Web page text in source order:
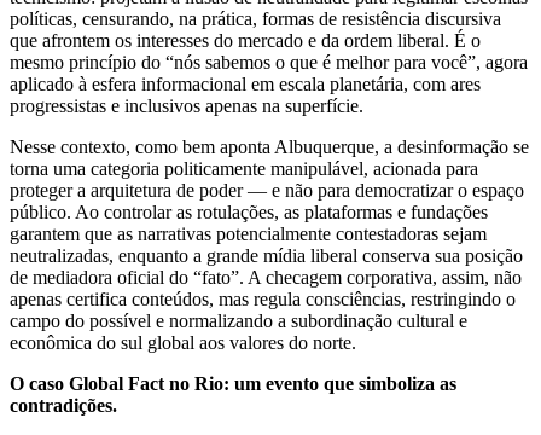
políticas, censurando, na prática, formas de resistência discursiva
que afrontem os interesses do mercado e da ordem liberal. É o
mesmo princípio do “nós sabemos o que é melhor para você”, agora
aplicado à esfera informacional em escala planetária, com ares
progressistas e inclusivos apenas na superfície.
Nesse contexto, como bem aponta Albuquerque, a desinformação se
torna uma categoria politicamente manipulável, acionada para
proteger a arquitetura de poder — e não para democratizar o espaço
público. Ao controlar as rotulações, as plataformas e fundações
garantem que as narrativas potencialmente contestadoras sejam
neutralizadas, enquanto a grande mídia liberal conserva sua posição
de mediadora oficial do “fato”. A checagem corporativa, assim, não
apenas certifica conteúdos, mas regula consciências, restringindo o
campo do possível e normalizando a subordinação cultural e
econômica do sul global aos valores do norte.
O caso Global Fact no Rio: um evento que simboliza as
contradições.